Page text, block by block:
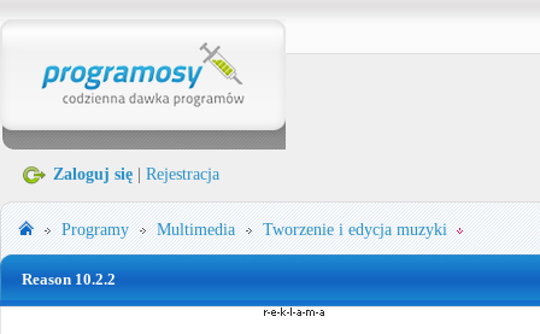
Zaloguj się Rejestracja
Programy Multimedia Tworzenie i edycja muzyki
Reason 10.2.2